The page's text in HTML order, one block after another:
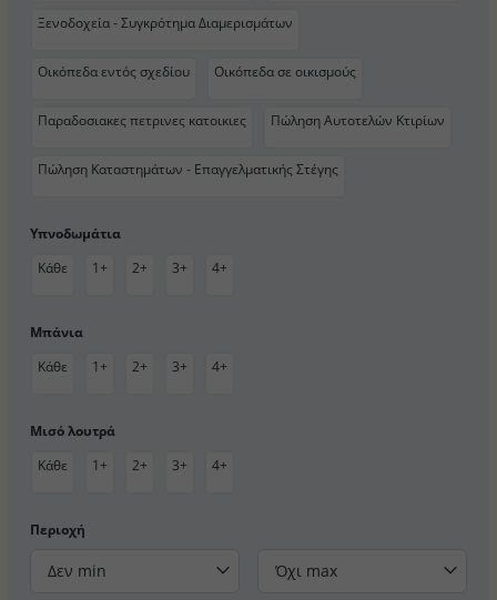
Ξενοδοχεία - Συγκρότημα Διαμερισμάτων
Οικόπεδα εντός σχεδίου Οικόπεδα σε οικισμούς
Παραδοσιακες πετρινες κατοικιες Πώληση Αυτοτελών Κτιρίων
Πώληση Καταστημάτων - Επαγγελματικής Στέγης
Υπνοδωμάτια
Κάθε
1+ 2+ 3+ 4+
Μπάνια
Κάθε
1+ 2+ 3+ 4+
Μισό λουτρά
Κάθε
1+ 2+ 3+ 4+
Περιοχή
Δεν min Όχι max